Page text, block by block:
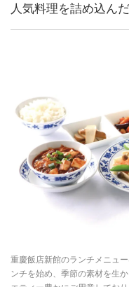
人気料理を詰め込ん
重慶飯店新館のランチメニュ
ンチを始め、季節の素材を生